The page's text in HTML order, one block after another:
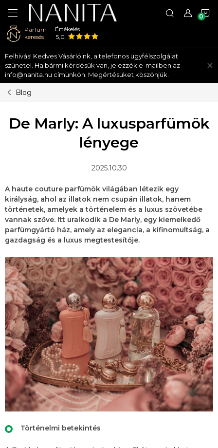
Ugrás
fő
tartalomhoz
Parfüm
keresés
Értékelés
5,0
Felhívás! Kedves Vásárlóink, a telefonos ügyfélszolgálat
szünetel. Ha bármi kérdésük van, jelezzék e-mailben az
info@nanita.hu címünkön. Megértésüket köszönjük.
Blog
De Marly: A luxusparfümök
lényege
2025.10.30
A haute couture parfümök világában létezik egy
királyság, ahol az illatok nem csupán illatok, hanem
történetek, amelyek a történelem és a luxus szövetébe
vannak szőve. Itt uralkodik a De Marly, egy kiemelkedő
parfümgyártó ház, amely az elegancia, a kifinomultság, a
gazdagság és a luxus megtestesítője.
Történelmi betekintés